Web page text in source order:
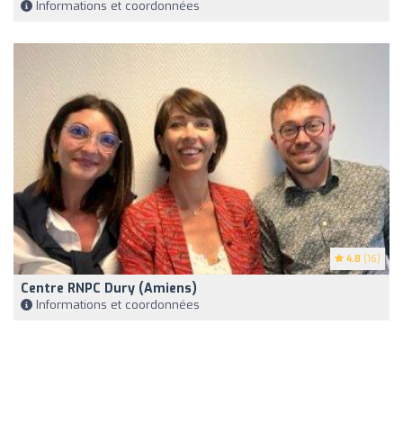
Informations et coordonnées
4.8 (16)
Centre RNPC Dury (Amiens)
Informations et coordonnées